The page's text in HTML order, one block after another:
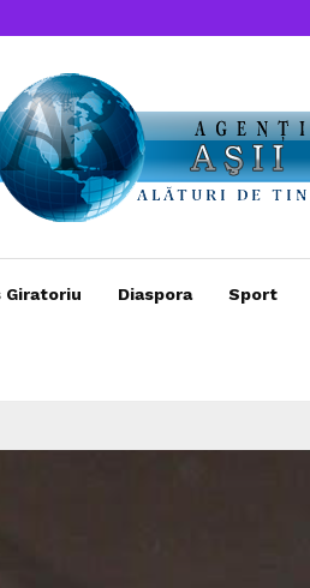
Giratoriu Diaspora Sport